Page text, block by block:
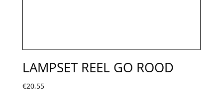
LAMPSET REEL GO ROOD
€20,55